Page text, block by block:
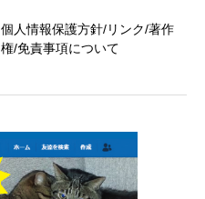
個人情報保護方針/リンク/著作
権/免責事項について